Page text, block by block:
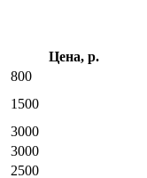
Цена, р.
800
1500
3000
3000
2500